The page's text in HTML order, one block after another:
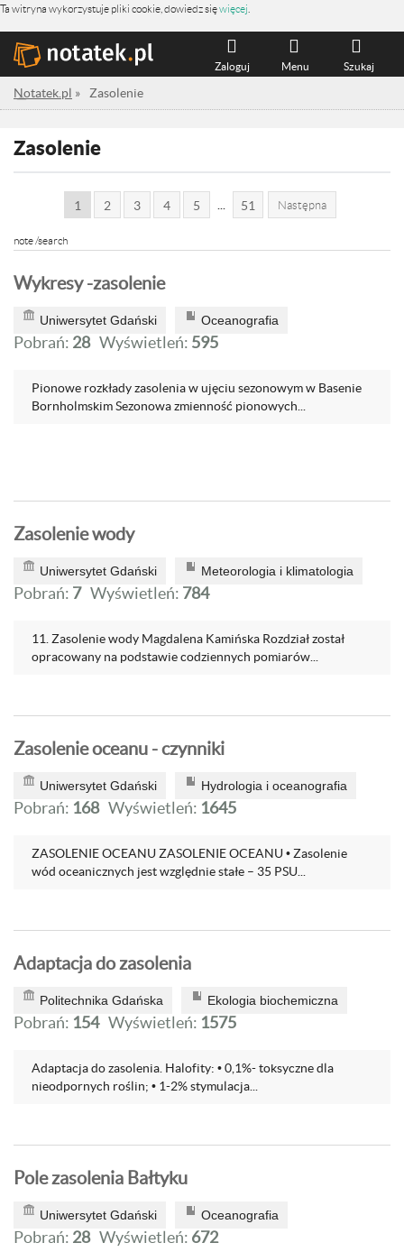
Ta witryna wykorzystuje pliki cookie, dowiedz sięwięcej
Szukaj
Menu
Zaloguj
Notatek.pl » Zasolenie
Zasolenie
1 2 3 4 5 51 Następna
note /search
Wykresy -zasolenie
Uniwersytet Gdański Oceanografia
Pobrań: 28 Wyświetleń: 595
Pionowe rozkłady zasolenia w ujęciu sezonowym w Basenie
Bornholmskim Sezonowa zmienność pionowych...
Zasolenie wody
Uniwersytet Gdański Meteorologia i klimatologia
Pobrań: 7 Wyświetleń: 784
11. Zasolenie wody Magdalena Kamińska Rozdział został
opracowany na podstawie codziennych pomiarów...
Zasolenie oceanu - czynniki
Uniwersytet Gdański Hydrologia i oceanografia
Pobrań: 168 Wyświetleń: 1645
ZASOLENIE OCEANU ZASOLENIE OCEANU • Zasolenie
wód oceanicznych jest względnie stałe – 35 PSU...
Adaptacja do zasolenia
Politechnika Gdańska Ekologia biochemiczna
Pobrań: 154 Wyświetleń: 1575
Adaptacja do zasolenia. Halofity: • 0,1%- toksyczne dla
nieodpornych roślin; • 1-2% stymulacja...
Pole zasolenia Bałtyku
Uniwersytet Gdański Oceanografia
Pobrań: 28 Wyświetleń: 672